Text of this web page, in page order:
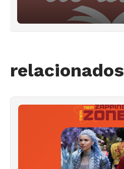
relacionados